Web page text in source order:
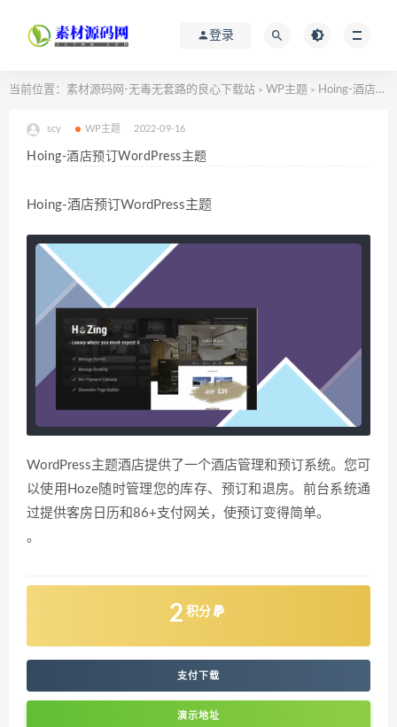
登录
当前位置： 素材源码网-无毒无套路的良心下载站 > WP主题 > Hoing-酒店预订WordPress主题
scy WP主题 2022-09-16
Hoing-酒店预订WordPress主题
Hoing-酒店预订WordPress主题
WordPress主题酒店提供了一个酒店管理和预订系统。您可
以使用Hoze随时管理您的库存、预订和退房。前台系统通
过提供客房日历和86+支付网关，使预订变得简单。
。
2 积分
支付下载
演示地址